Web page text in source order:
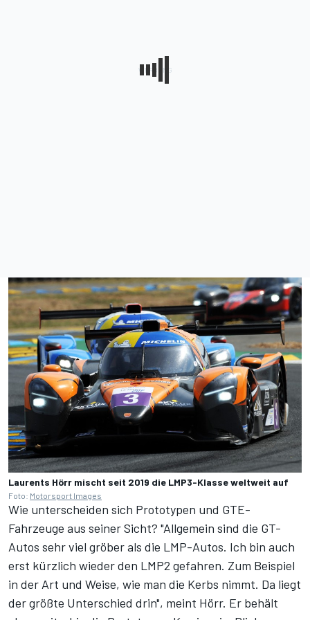
Laurents Hörr mischt seit 2019 die LMP3-Klasse weltweit auf
Foto: Motorsport Images
Wie unterscheiden sich Prototypen und GTE-
Fahrzeuge aus seiner Sicht? "Allgemein sind die GT-
Autos sehr viel gröber als die LMP-Autos. Ich bin auch
erst kürzlich wieder den LMP2 gefahren. Zum Beispiel
in der Art und Weise, wie man die Kerbs nimmt. Da liegt
der größte Unterschied drin", meint Hörr. Er behält